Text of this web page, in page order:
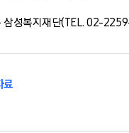
삼성복지재단(TEL. 02-
료